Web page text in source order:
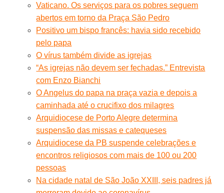
Vaticano. Os serviços para os pobres seguem
abertos em torno da Praça São Pedro
Positivo um bispo francês: havia sido recebido
pelo papa
O vírus também divide as igrejas
“As igrejas não devem ser fechadas.” Entrevista
com Enzo Bianchi
O Angelus do papa na praça vazia e depois a
caminhada até o crucifixo dos milagres
Arquidiocese de Porto Alegre determina
suspensão das missas e catequeses
Arquidiocese da PB suspende celebrações e
encontros religiosos com mais de 100 ou 200
pessoas
Na cidade natal de São João XXIII, seis padres já